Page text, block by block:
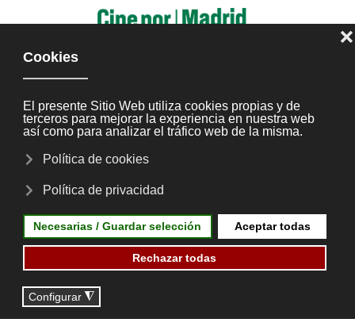
Almudena
Ediciones 2025 Proyecciones Escritora destacada Almudena
Debes aceptar las cookies de contenido
multimedia para poder ver este contenido